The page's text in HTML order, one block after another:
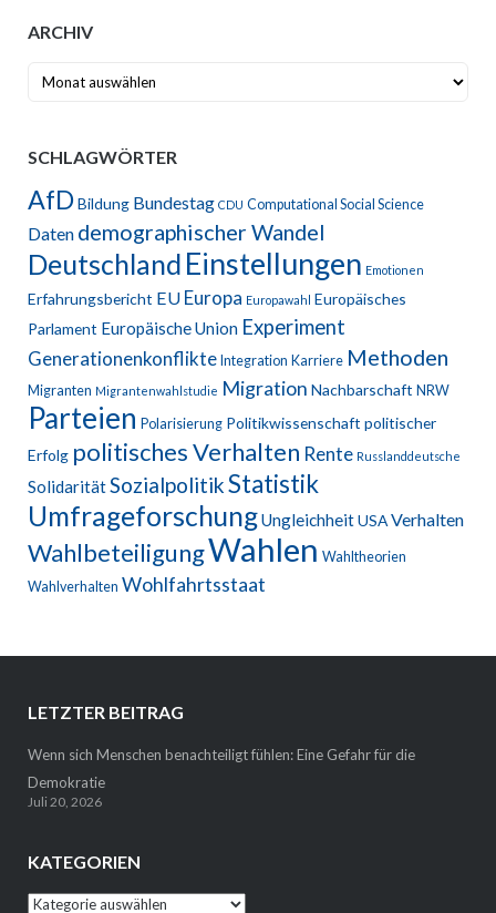
ARCHIV
Archiv
SCHLAGWÖRTER
AfDBildung Bundestag CDU Computational Social Science
Daten demographischer Wandel
Deutschland Einstellungen Emotionen
Erfahrungsbericht EU Europa Europawahl Europäisches
Parlament Europäische Union Experiment
Generationenkonflikte Integration Karriere Methoden
Migranten Migrantenwahlstudie Migration Nachbarschaft NRW
Parteien Polarisierung Politikwissenschaft politischer
Erfolg politisches Verhalten Rente Russlanddeutsche
SolidaritätSozialpolitikStatistik
UmfrageforschungUngleichheitUSAVerhalten
WahlbeteiligungWahlen Wahltheorien
Wahlverhalten Wohlfahrtsstaat
LETZTER BEITRAG
Wenn sich Menschen benachteiligt fühlen: Eine Gefahr für die
Demokratie
Juli 20, 2026
KATEGORIEN
Kategorien